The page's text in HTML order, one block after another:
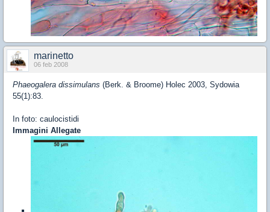
marinetto
06 feb 2008
Phaeogalera dissimulans (Berk. & Broome) Holec 2003, Sydowia
55(1):83.
In foto: caulocistidi
Immagini Allegate